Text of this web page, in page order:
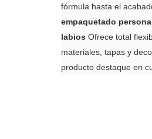
fórmula hasta el
empaquetado
labios Ofrece total
materiales, tapas y
producto destaque en